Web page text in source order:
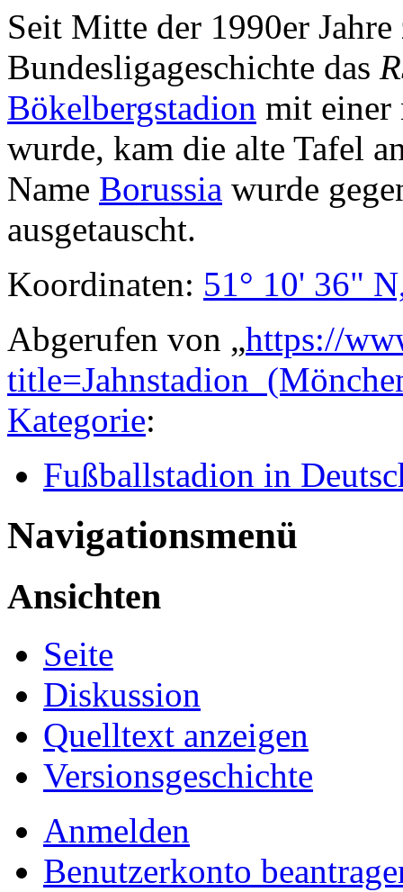
Seit Mitte der 1990er
Bundesligageschichte das
Bökelbergstadion mit einer
wurde, kam die alte Tafel
Name Borussia wurde
ausgetauscht.
Koordinaten: 51° 10' 36"
Abgerufen von „https://
Kategorie:
Fußballstadion in
Navigationsmenü
Ansichten
Seite
Diskussion
Quelltext anzeigen
Versionsgeschichte
Anmelden
Benutzerkonto